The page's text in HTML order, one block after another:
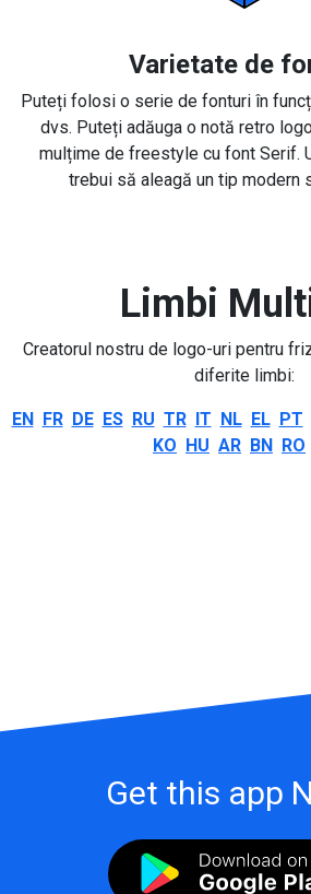
Varietate de
Puteți folosi o serie de fonturi în
dvs. Puteți adăuga o notă retro
mulțime de freestyle cu font Serif.
trebui să aleagă un tip modern
Limbi
Creatorul nostru de logo-uri pentru
diferite limbi:
EN FR DE ES RU TR IT NL EL PT
KO HU AR BN RO
Get this app